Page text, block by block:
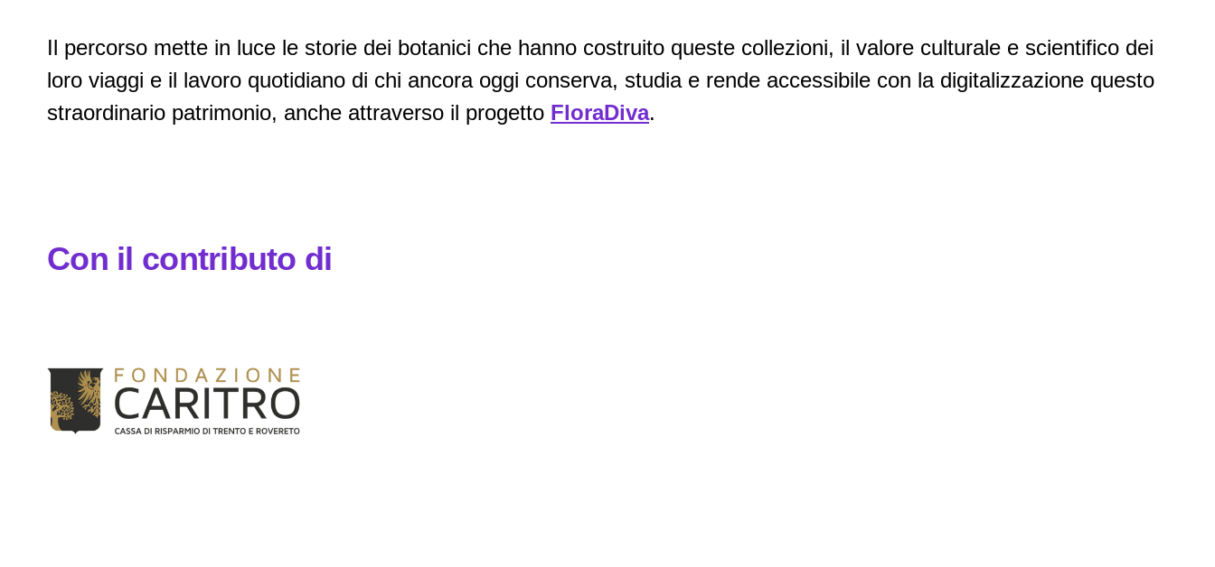
Il percorso mette in luce le storie dei botanici che hanno costruito queste collezioni, il valore culturale e scientifico dei
loro viaggi e il lavoro quotidiano di chi ancora oggi conserva, studia e rende accessibile con la digitalizzazione questo
straordinario patrimonio, anche attraverso il progetto FloraDiva.
Con il contributo di